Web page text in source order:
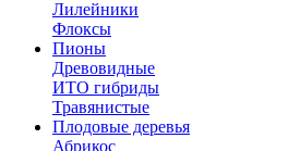
Лилейники
Флоксы
Пионы
Древовидные
ИТО гибриды
Травянистые
Плодовые деревья
Абрикос